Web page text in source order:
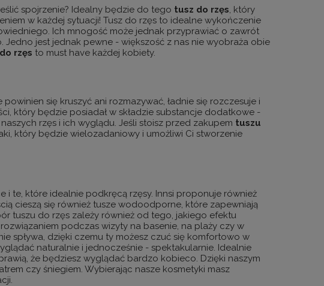
spojrzenie? Idealny będzie do tego tusz do rzęs, który
w każdej sytuacji! Tusz do rzęs to idealne wykończenie
Ich mnogość może jednak przyprawiać o zawrót
jest jednak pewne - większość z nas nie wyobraża obie
do rzęs to must have każdej kobiety.
się kruszyć ani rozmazywać, ładnie się rozczesuje i
który będzie posiadał w składzie substancje dodatkowe -
rzęs i ich wyglądu. Jeśli stoisz przed zakupem tuszu
który będzie wielozadaniowy i umożliwi Ci stworzenie
i te, które idealnie podkręcą rzęsy. Innsi proponuje również
cieszą się również tusze wodoodporne, które zapewniają
tuszu do rzęs zależy również od tego, jakiego efektu
podczas wizyty na basenie, na plaży czy w
spływa, dzięki czemu ty możesz czuć się komfortowo w
naturalnie i jednocześnie - spektakularnie. Idealnie
że będziesz wyglądać bardzo kobieco. Dzięki naszym
czy śniegiem. Wybierając nasze kosmetyki masz